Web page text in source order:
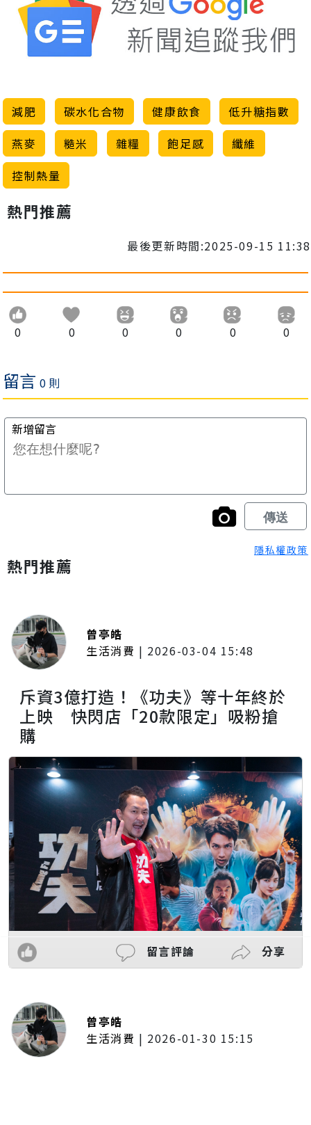
減肥 碳水化合物 健康飲食
低升糖指數
燕麥
糙米 雜糧 飽足感
纖維
控制熱量
熱門推薦
最後更新時間:2025-09-15 11:38
0 0 0 0 0 0
隱私權政策
熱門推薦
曾亭皓
生活消費 | 2026-03-04 15:48
斥資3億打造！《功夫》等十年終於
上映 快閃店「20款限定」吸粉搶
購
留言評論 分享
曾亭皓
生活消費 | 2026-01-30 15:15